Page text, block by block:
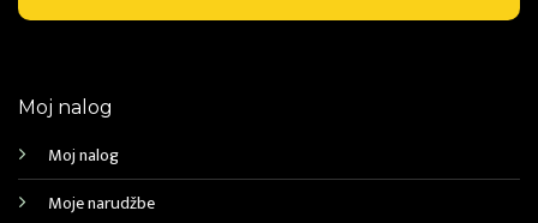
Moj nalog
Moj nalog
Moje narudžbe